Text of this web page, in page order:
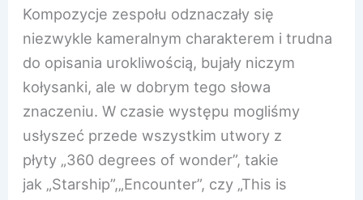
Kompozycje zespołu odznaczały się
niezwykle kameralnym charakterem i trudna
do opisania urokliwością, bujały niczym
kołysanki, ale w dobrym tego słowa
znaczeniu. W czasie występu mogliśmy
usłyszeć przede wszystkim utwory z
płyty „360 degrees of wonder”, takie
jak „Starship”,„Encounter”, czy „This is